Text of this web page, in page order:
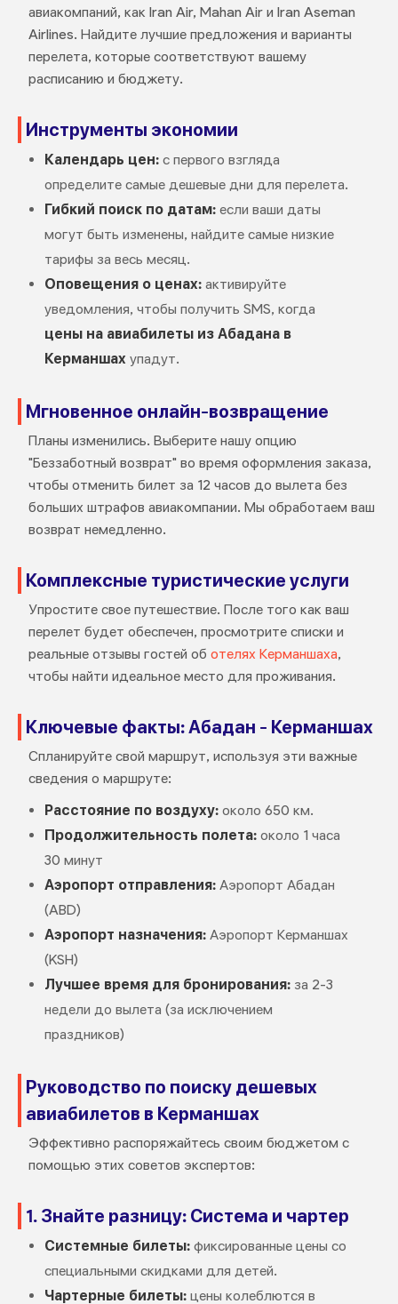
авиакомпаний, как Iran Air, Mahan Air и Iran Aseman
Airlines. Найдите лучшие предложения и варианты
перелета, которые соответствуют вашему
расписанию и бюджету.
Инструменты экономии
Календарь цен:с первого взгляда
определите самые дешевые дни для перелета.
Гибкий поиск по датам:если ваши даты
могут быть изменены, найдите самые низкие
тарифы за весь месяц.
Оповещения о ценах:активируйте
уведомления, чтобы получить SMS, когда
цены на авиабилеты из Абадана в
Керманшах упадут.
Мгновенное онлайн-возвращение
Планы изменились. Выберите нашу опцию
"Беззаботный возврат" во время оформления заказа,
чтобы отменить билет за 12 часов до вылета без
больших штрафов авиакомпании. Мы обработаем ваш
возврат немедленно.
Комплексные туристические услуги
Упростите свое путешествие. После того как ваш
перелет будет обеспечен, просмотрите списки и
реальные отзывы гостей об отелях Керманшаха,
чтобы найти идеальное место для проживания.
Ключевые факты: Абадан - Керманшах
Спланируйте свой маршрут, используя эти важные
сведения о маршруте:
Расстояние по воздуху:около 650 км.
Продолжительность полета:около 1 часа
30 минут
Аэропорт отправления:Аэропорт Абадан
(ABD)
Аэропорт назначения:Аэропорт Керманшах
(KSH)
Лучшее время для бронирования:за 2-3
недели до вылета (за исключением
праздников)
Руководство по поиску дешевых
авиабилетов в Керманшах
Эффективно распоряжайтесь своим бюджетом с
помощью этих советов экспертов:
1. Знайте разницу: Система и чартер
Системные билеты:фиксированные цены со
специальными скидками для детей.
Чартерные билеты:цены колеблются в